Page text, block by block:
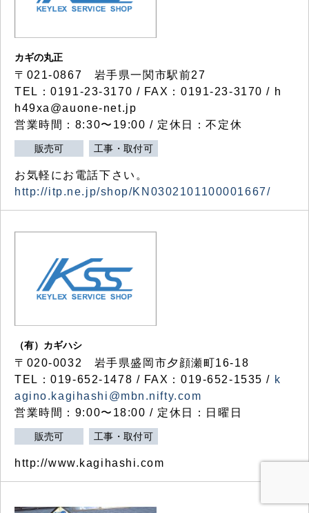
カギの丸正
〒021-0867 岩手県一関市駅前27
TEL：0191-23-3170 / FAX：0191-23-3170 / h
h49xa@auone-net.jp
営業時間：8:30〜19:00 / 定休日：不定休
販売可 工事・取付可
お気軽にお電話下さい。
http://itp.ne.jp/shop/KN0302101100001667/
（有）カギハシ
〒020-0032 岩手県盛岡市夕顔瀬町16-18
TEL：019-652-1478 / FAX：019-652-1535 / k
agino.kagihashi@mbn.nifty.com
営業時間：9:00〜18:00 / 定休日：日曜日
販売可 工事・取付可
http://www.kagihashi.com